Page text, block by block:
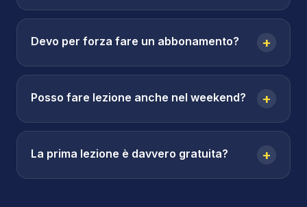
Devo per forza fare un abbonamento? +
Posso fare lezione anche nel weekend? +
La prima lezione è davvero gratuita? +